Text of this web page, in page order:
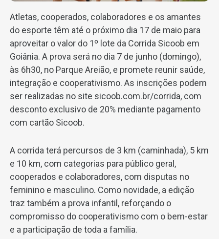
Atletas, cooperados, colaboradores e os amantes
do esporte têm até o próximo dia 17 de maio para
aproveitar o valor do 1º lote da Corrida Sicoob em
Goiânia. A prova será no dia 7 de junho (domingo),
às 6h30, no Parque Areião, e promete reunir saúde,
integração e cooperativismo. As inscrições podem
ser realizadas no site sicoob.com.br/corrida, com
desconto exclusivo de 20% mediante pagamento
com cartão Sicoob.
A corrida terá percursos de 3 km (caminhada), 5 km
e 10 km, com categorias para público geral,
cooperados e colaboradores, com disputas no
feminino e masculino. Como novidade, a edição
traz também a prova infantil, reforçando o
compromisso do cooperativismo com o bem-estar
e a participação de toda a família.